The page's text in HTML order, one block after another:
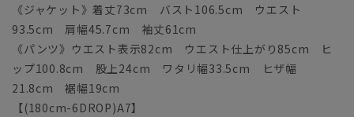
《ジャケット》着丈73cm バスト106.5cm ウエスト
93.5cm 肩幅45.7cm 袖丈61cm
《パンツ》ウエスト表示82cm ウエスト仕上がり85cm ヒ
ップ100.8cm 股上24cm ワタリ幅33.5cm ヒザ幅
21.8cm 裾幅19cm
【(180cm-6DROP)A7】